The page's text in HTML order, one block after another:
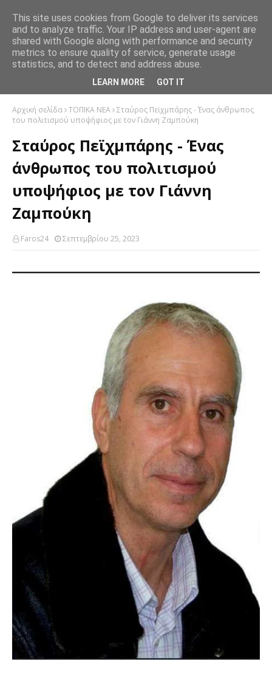
Αρχική σελίδα ΤΟΠΙΚΑ ΝΕΑ Σταύρος Πεϊχμπάρης - Ένας άνθρωπος
του πολιτισμού υποψήφιος με τον Γιάννη Ζαμπούκη
Σταύρος Πεϊχμπάρης - Ένας
άνθρωπος του πολιτισμού
υποψήφιος με τον Γιάννη
Ζαμπούκη
Faros24 Σεπτεμβρίου 25, 2023
This site uses cookies from Google to deliver its services
and to analyze traffic. Your IP address and user-agent are
shared with Google along with performance and security
metrics to ensure quality of service, generate usage
statistics, and to detect and address abuse.
LEARN MORE GOT IT